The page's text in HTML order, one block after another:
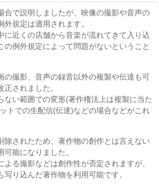
合で説明しましたが、映像の撮影や音声の
規定は適用されます。
に近くの店舗から音楽が流れてきて入り込
の例外規定によって問題がないということ
の撮影、音声の録音以外の複製や伝達も可
されました。
ない範囲での変形(著作権法上は複製に当た
トでの生配信(伝達)などの場合などがこれ
除されたため、著作物の創作とは言えない
能になりました。
よる撮影などは創作性が否定されますが、
写り込んだ著作物を利用可能です。